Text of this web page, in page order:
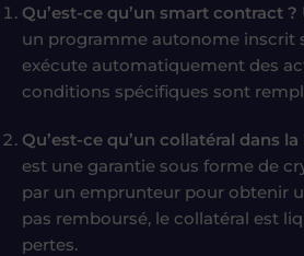
Qu’est-ce qu’un smart contract ?
un programme autonome inscrit
exécute automatiquement des
conditions spécifiques sont
Qu’est-ce qu’un collatéral dans la
est une garantie sous forme de
par un emprunteur pour obtenir
pas remboursé, le collatéral est
pertes.